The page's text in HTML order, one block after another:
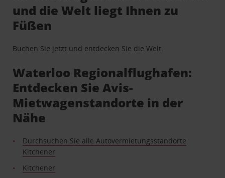
und die Welt liegt Ihnen zu
Füßen
Buchen Sie jetzt und entdecken Sie die Welt.
Waterloo Regionalflughafen:
Entdecken Sie Avis-
Mietwagenstandorte in der
Nähe
Durchsuchen Sie alle Autovermietungsstandorte
Kitchener
Kitchener